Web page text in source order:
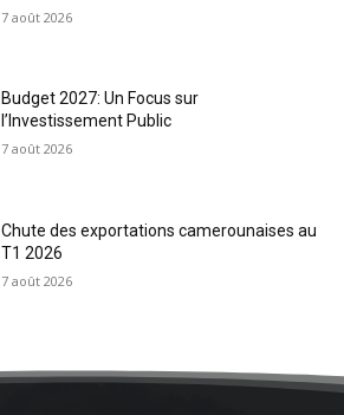
7 août 2026
Budget 2027: Un Focus sur
l’Investissement Public
7 août 2026
Chute des exportations camerounaises au
T1 2026
7 août 2026